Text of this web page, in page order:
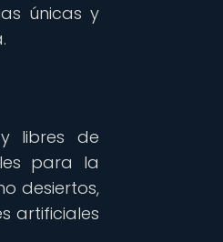
únicas y
libres de
para la
desiertos,
artificiales